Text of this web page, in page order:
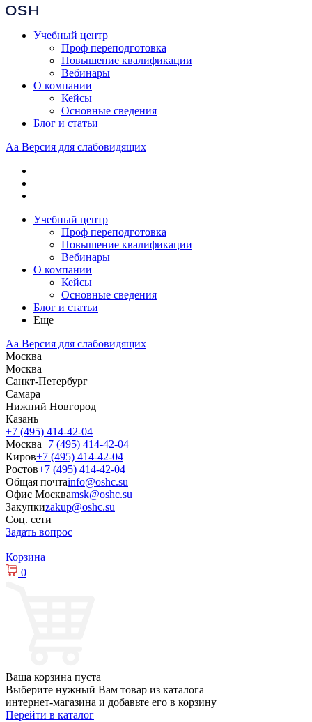
Учебный центр
Проф переподготовка
Повышение квалификации
Вебинары
О компании
Кейсы
Основные сведения
Блог и статьи
Aa Версия для слабовидящих
Учебный центр
Проф переподготовка
Повышение квалификации
Вебинары
О компании
Кейсы
Основные сведения
Блог и статьи
Еще
Aa Версия для слабовидящих
Москва
Москва
Санкт-Петербург
Самара
Нижний Новгород
Казань
+7 (495) 414-42-04
Москва+7 (495) 414-42-04
Киров+7 (495) 414-42-04
Ростов+7 (495) 414-42-04
Общая почтаinfo@oshc.su
Офис Москваmsk@oshc.su
Закупкиzakup@oshc.su
Соц. сети
Задать вопрос
Корзина
0
Ваша корзина пуста
Выберите нужный Вам товар из каталога
интернет-магазина и добавьте его в корзину
Перейти в каталог